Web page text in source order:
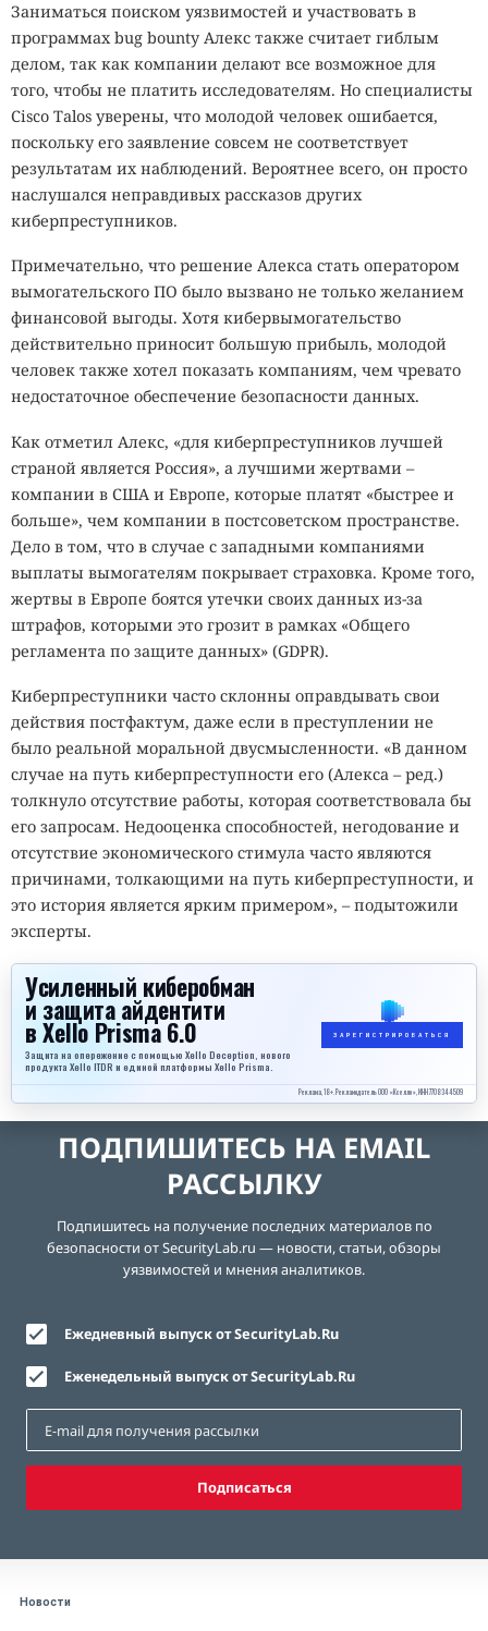
Заниматься поиском уязвимостей и участвовать в
программах bug bounty Алекс также считает гиблым
делом, так как компании делают все возможное для
того, чтобы не платить исследователям. Но специалисты
Cisco Talos уверены, что молодой человек ошибается,
поскольку его заявление совсем не соответствует
результатам их наблюдений. Вероятнее всего, он просто
наслушался неправдивых рассказов других
киберпреступников.
Примечательно, что решение Алекса стать оператором
вымогательского ПО было вызвано не только желанием
финансовой выгоды. Хотя кибервымогательство
действительно приносит большую прибыль, молодой
человек также хотел показать компаниям, чем чревато
недостаточное обеспечение безопасности данных.
Как отметил Алекс, «для киберпреступников лучшей
страной является Россия», а лучшими жертвами –
компании в США и Европе, которые платят «быстрее и
больше», чем компании в постсоветском пространстве.
Дело в том, что в случае с западными компаниями
выплаты вымогателям покрывает страховка. Кроме того,
жертвы в Европе боятся утечки своих данных из-за
штрафов, которыми это грозит в рамках «Общего
регламента по защите данных» (GDPR).
Киберпреступники часто склонны оправдывать свои
действия постфактум, даже если в преступлении не
было реальной моральной двусмысленности. «В данном
случае на путь киберпреступности его (Алекса – ред.)
толкнуло отсутствие работы, которая соответствовала бы
его запросам. Недооценка способностей, негодование и
отсутствие экономического стимула часто являются
причинами, толкающими на путь киберпреступности, и
это история является ярким примером», – подытожили
эксперты.
Усиленный киберобман
и защита айдентити
в Xello Prisma 6.0
Защита на опережение с помощью Xello Deception, нового
продукта Xello ITDR и единой платформы Xello Prisma.
ЗАРЕГИСТРИРОВАТЬСЯ
Реклама, 18+. Рекламодатель ООО «Кселло», ИНН 7708344509
ПОДПИШИТЕСЬ НА EMAIL
РАССЫЛКУ
Подпишитесь на получение последних материалов по
безопасности от SecurityLab.ru — новости, статьи, обзоры
уязвимостей и мнения аналитиков.
Ежедневный выпуск от SecurityLab.Ru
Еженедельный выпуск от SecurityLab.Ru
Подписаться
Новости